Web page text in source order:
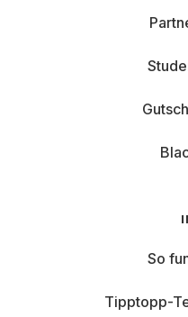
So
Tipptopp-